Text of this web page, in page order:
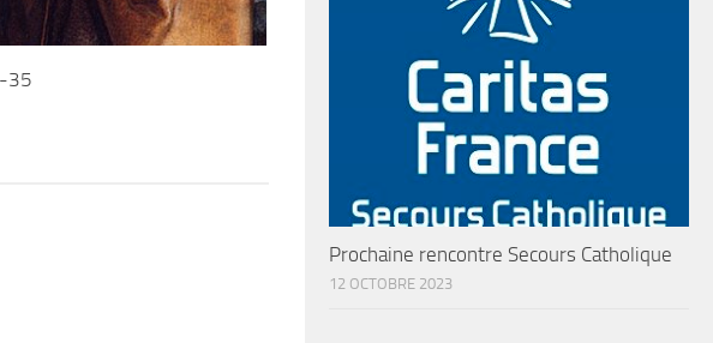
35
Prochaine rencontre Secours Catholique
12 OCTOBRE 2023